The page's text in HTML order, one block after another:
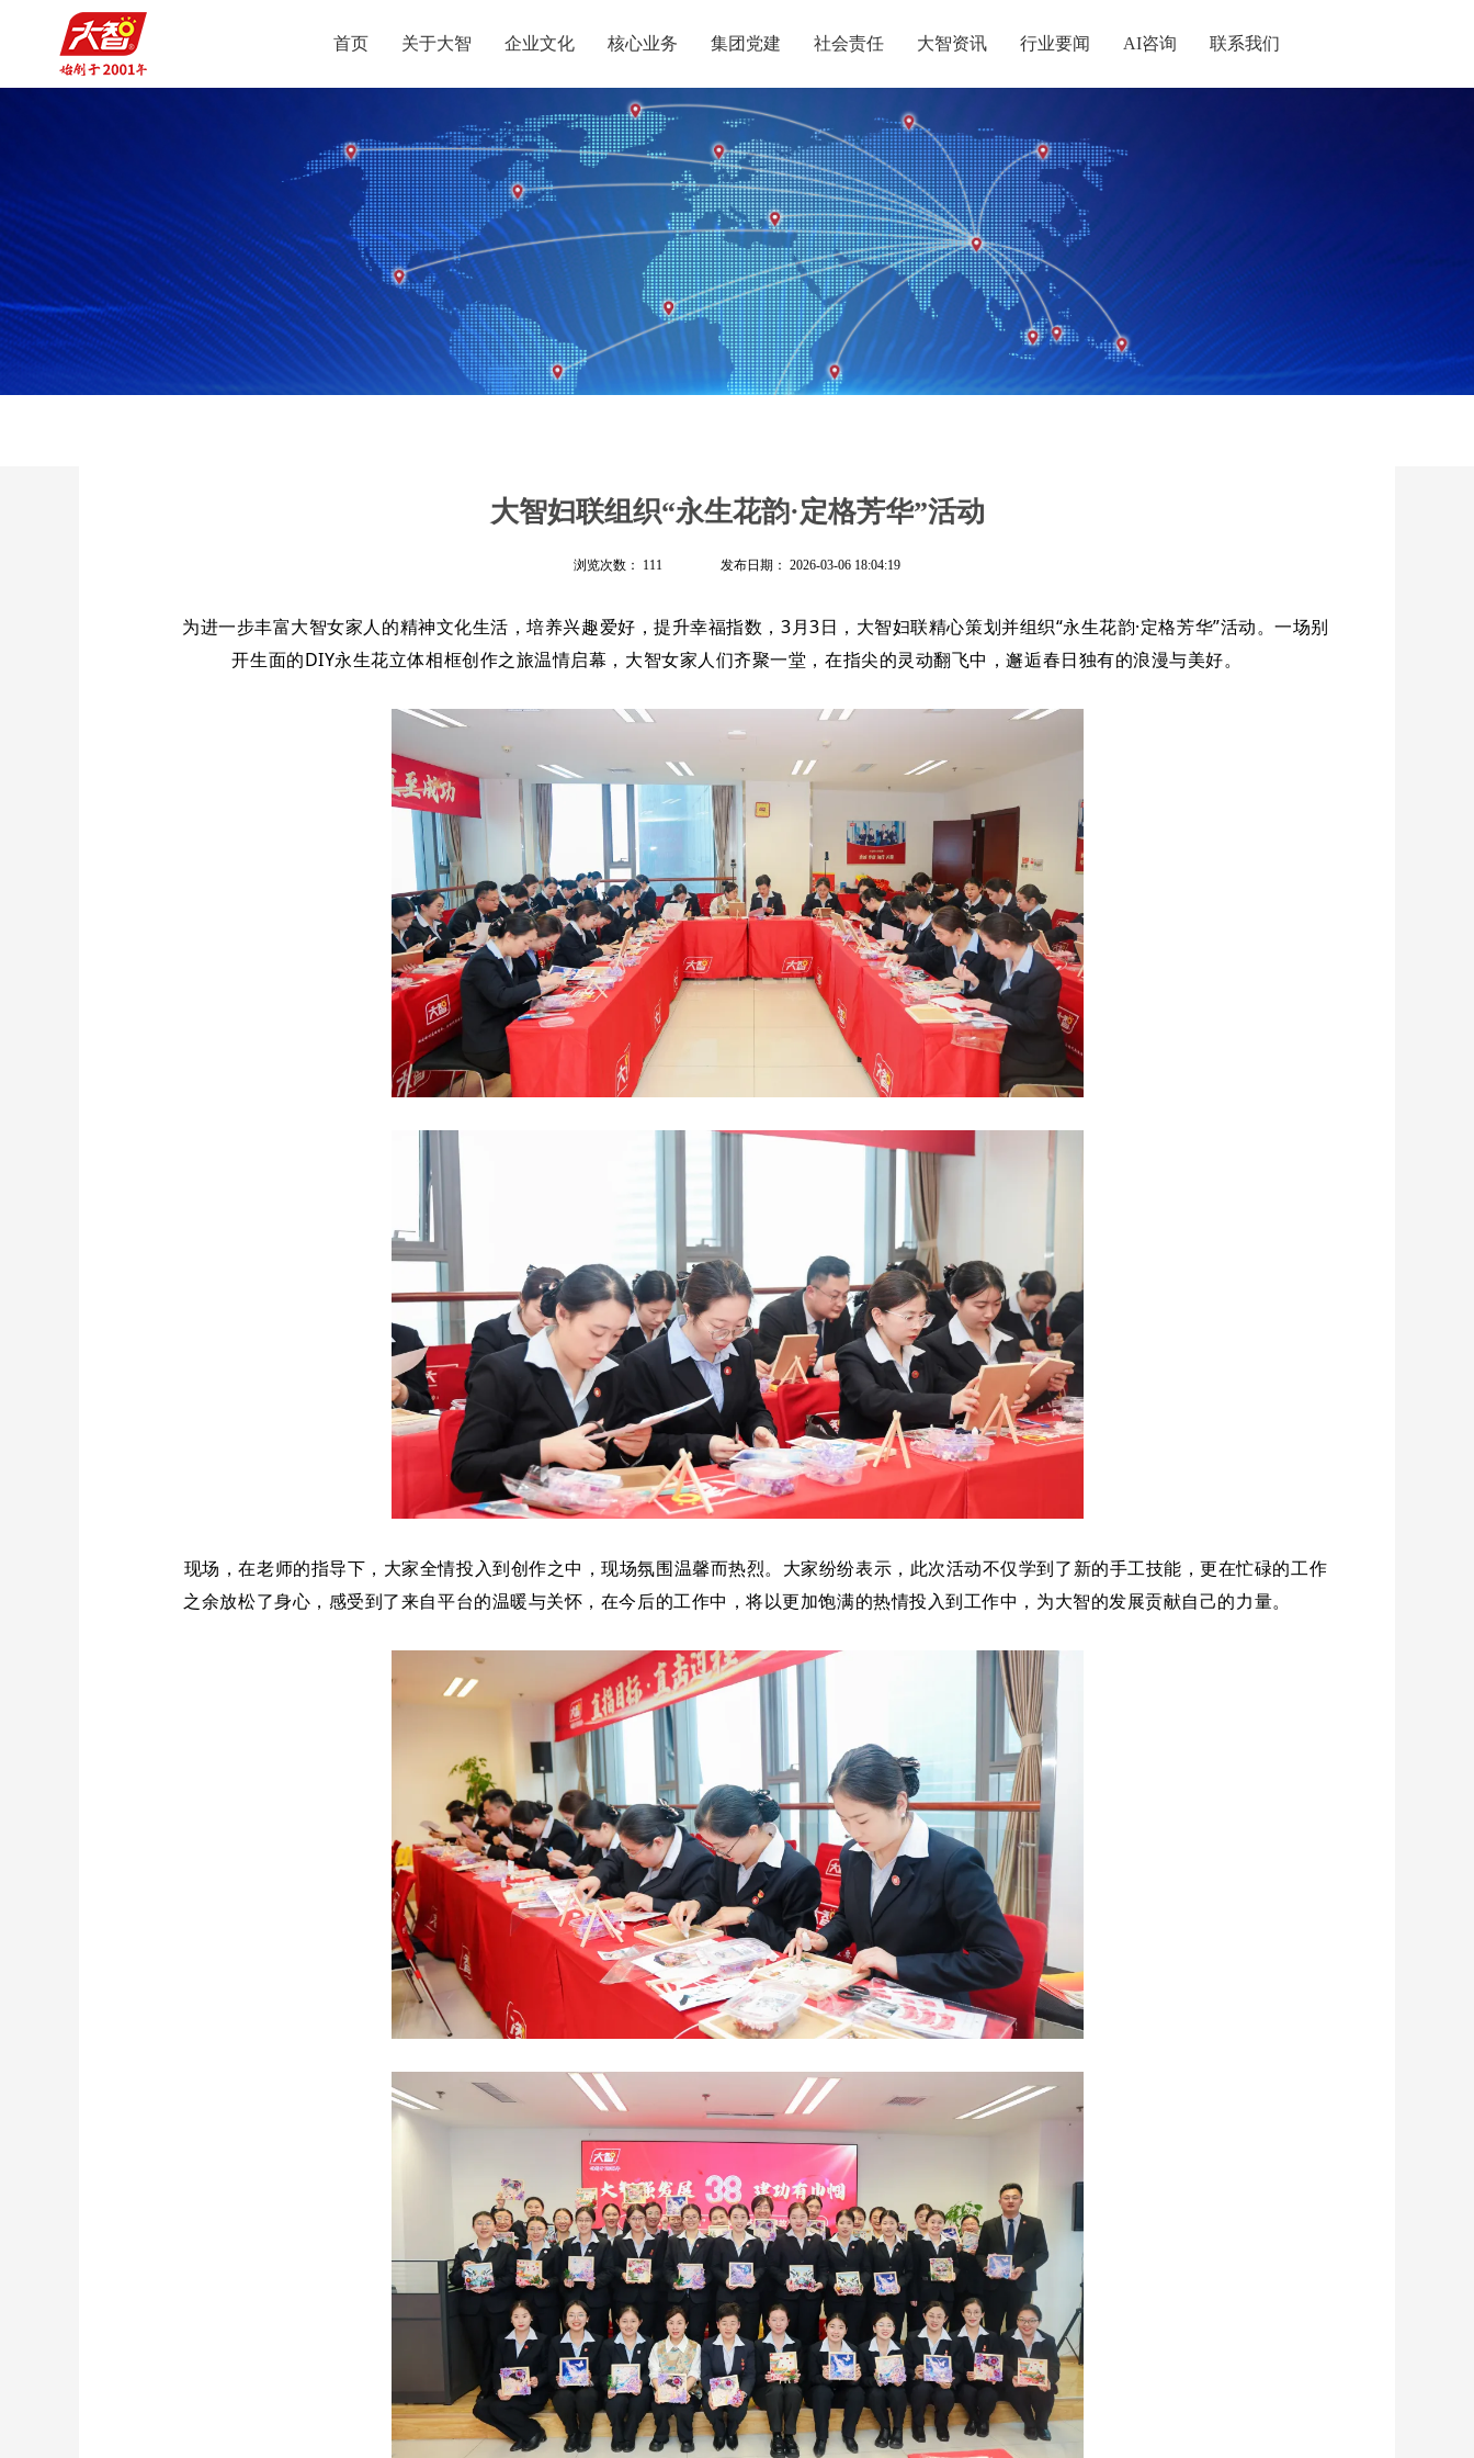
首页 关于大智 企业文化 核心业务 集团党建 社会责任 大智资讯 行业要闻 AI咨询 联系我们
集团介绍 组织结构 名人名家 集团荣誉
定位 使命 愿景 核心价值观
升学规划 复读业务 党团服务
智惠党建 智惠团建 智惠妇联 智惠工会
党员公益 智学智爱 志愿之星
集团新闻 视频
行业动态 政策解读
沟通合作 人才引进 投诉建议
大智妇联组织“永生花韵·定格芳华”活动
浏览次数： 111 发布日期： 2026-03-06 18:04:19
为进一步丰富大智女家人的精神文化生活，培养兴趣爱好，提升幸福指数，3月3日，大智妇联精心策划并组织“永生花韵·定格芳华”活动。一场别
开生面的DIY永生花立体相框创作之旅温情启幕，大智女家人们齐聚一堂， 在指尖的灵动翻飞中，邂逅春日独有的浪漫与美好。
现场，在老师的指导下，大家全情投入到创作之中，现场氛围温馨而热烈。大家纷纷表示，此次活动不仅学到了新的手工技能，更在忙碌的工作
之余放松了身心，感受到了来自平台的温暖与关怀，在今后的工作中，将以更加饱满的热情投入到工作中，为大智的发展贡献自己的力量。